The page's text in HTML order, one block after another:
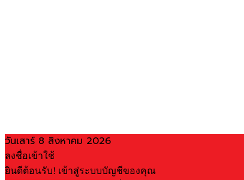
วันเสาร์ 8 สิงหาคม 2026
ลงชื่อเข้าใช้
ยินดีต้อนรับ! เข้าสู่ระบบบัญชีของคุณ